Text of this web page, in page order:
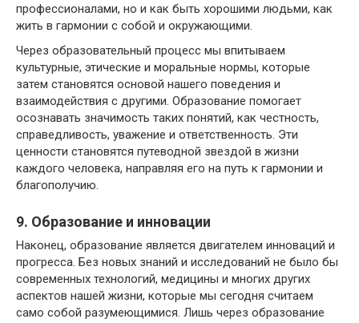
профессионалами, но и как быть хорошими людьми, как
жить в гармонии с собой и окружающими.
Через образовательный процесс мы впитываем
культурные, этические и моральные нормы, которые
затем становятся основой нашего поведения и
взаимодействия с другими. Образование помогает
осознавать значимость таких понятий, как честность,
справедливость, уважение и ответственность. Эти
ценности становятся путеводной звездой в жизни
каждого человека, направляя его на путь к гармонии и
благополучию.
9. Образование и инновации
Наконец, образование является двигателем инноваций и
прогресса. Без новых знаний и исследований не было бы
современных технологий, медицины и многих других
аспектов нашей жизни, которые мы сегодня считаем
само собой разумеющимися. Лишь через образование